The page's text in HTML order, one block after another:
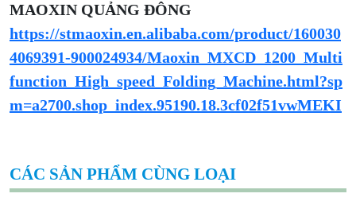
MAOXIN QUẢNG ĐÔNG
https://stmaoxin.en.alibaba.com/product/160030
4069391-900024934/Maoxin_MXCD_1200_Multi
function_High_speed_Folding_Machine.html?sp
m=a2700.shop_index.95190.18.3cf02f51vwMEKI
CÁC SẢN PHẨM CÙNG LOẠI